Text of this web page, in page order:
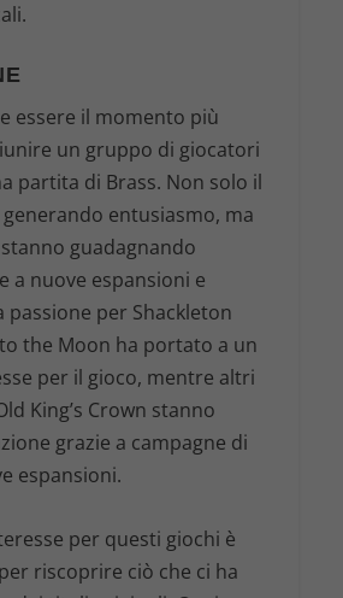
essere il momento più
un gruppo di giocatori
partita di Brass. Non solo il
entusiasmo, ma
guadagnando
a nuove espansioni e
passione per Shackleton
the Moon ha portato a un
per il gioco, mentre altri
King’s Crown stanno
grazie a campagne di
espansioni.
per questi giochi è
riscoprire ciò che ci ha